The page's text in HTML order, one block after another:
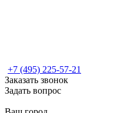
+7 (495) 225-57-21
Заказать звонок
Задать вопрос